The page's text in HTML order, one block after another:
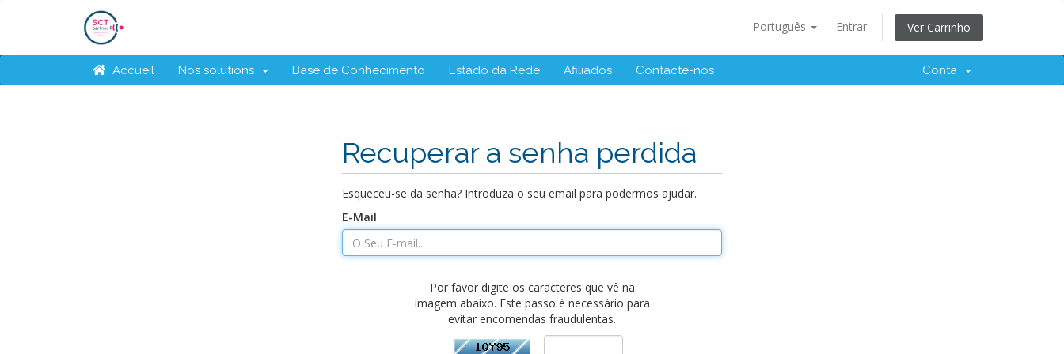
Português Entrar Ver Carrinho
Accueil Nos solutions Base de Conhecimento Estado da Rede Afiliados Contacte-nos Conta
Recuperar a senha perdida
Esqueceu-se da senha? Introduza o seu email para podermos ajudar.
E-Mail
Por favor digite os caracteres que vê na
imagem abaixo. Este passo é necessário para
evitar encomendas fraudulentas.